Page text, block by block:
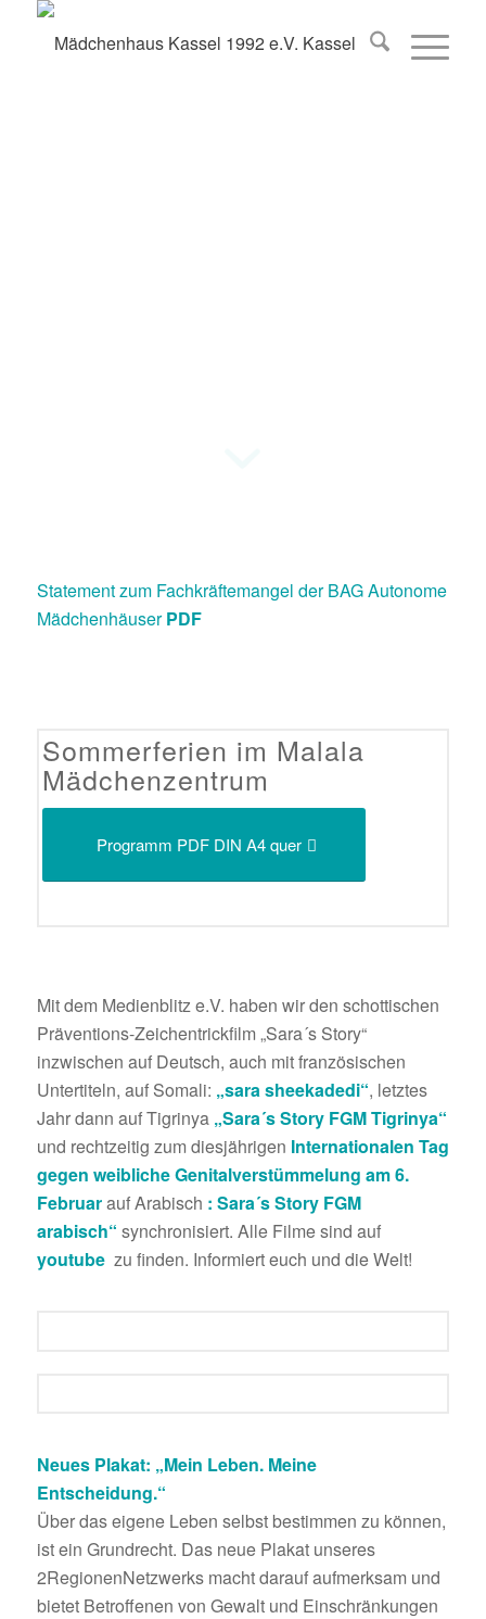
Statement zum Fachkräftemangel der BAG Autonome
MädchenhäuserPDF
Sommerferien im Malala
Mädchenzentrum
Programm PDF DIN A4 quer
öffnen in Youtube
Mit dem Medienblitz e.V. haben wir den schottischen
Präventions-Zeichentrickfilm „Sara´s Story“
inzwischen auf Deutsch, auch mit französischen
Untertiteln, auf Somali: „sara sheekadedi“, letztes
Jahr dann auf Tigrinya „Sara´s Story FGM Tigrinya“
und rechtzeitig zum diesjährigen Internationalen Tag
gegen weibliche Genitalverstümmelung am 6.
Februarauf Arabisch : Sara´s Story FGM
arabisch“ synchronisiert. Alle Filme sind auf
youtube zu finden. Informiert euch und die Welt!
Neues Plakat: „Mein Leben. Meine
Entscheidung.“
Über das eigene Leben selbst bestimmen zu können,
ist ein Grundrecht. Das neue Plakat unseres
2RegionenNetzwerks macht darauf aufmerksam und
bietet Betroffenen von Gewalt und Einschränkungen